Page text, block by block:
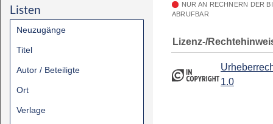
Listen
Neuzugänge
Titel
Autor / Beteiligte
Ort
Verlage
NUR AN RECHNERN DER
ABRUFBAR
Lizenz-/
1.0